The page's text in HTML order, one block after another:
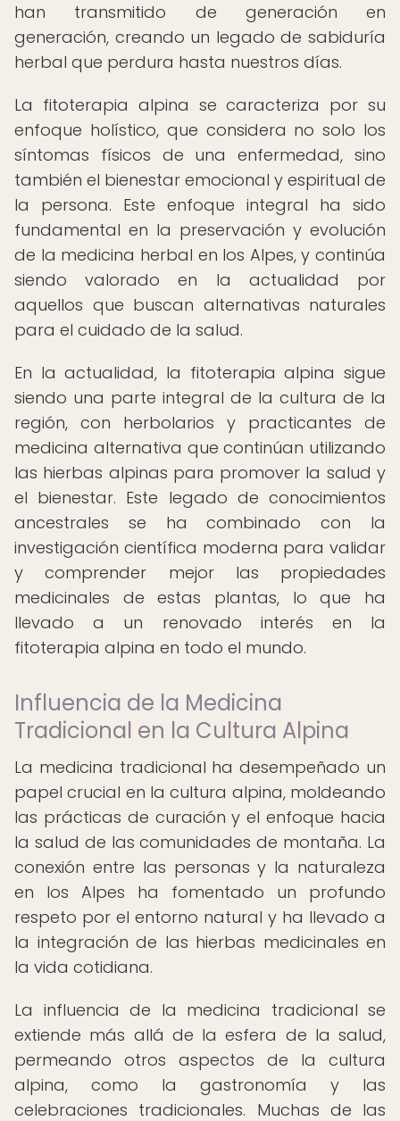
han transmitido de generación en
generación, creando un legado de sabiduría
herbal que perdura hasta nuestros días.
La fitoterapia alpina se caracteriza por su
enfoque holístico, que considera no solo los
síntomas físicos de una enfermedad, sino
también el bienestar emocional y espiritual de
la persona. Este enfoque integral ha sido
fundamental en la preservación y evolución
de la medicina herbal en los Alpes, y continúa
siendo valorado en la actualidad por
aquellos que buscan alternativas naturales
para el cuidado de la salud.
En la actualidad, la fitoterapia alpina sigue
siendo una parte integral de la cultura de la
región, con herbolarios y practicantes de
medicina alternativa que continúan utilizando
las hierbas alpinas para promover la salud y
el bienestar. Este legado de conocimientos
ancestrales se ha combinado con la
investigación científica moderna para validar
y comprender mejor las propiedades
medicinales de estas plantas, lo que ha
llevado a un renovado interés en la
fitoterapia alpina en todo el mundo.
Influencia de la Medicina
Tradicional en la Cultura Alpina
La medicina tradicional ha desempeñado un
papel crucial en la cultura alpina, moldeando
las prácticas de curación y el enfoque hacia
la salud de las comunidades de montaña. La
conexión entre las personas y la naturaleza
en los Alpes ha fomentado un profundo
respeto por el entorno natural y ha llevado a
la integración de las hierbas medicinales en
la vida cotidiana.
La influencia de la medicina tradicional se
extiende más allá de la esfera de la salud,
permeando otros aspectos de la cultura
alpina, como la gastronomía y las
celebraciones tradicionales. Muchas de las